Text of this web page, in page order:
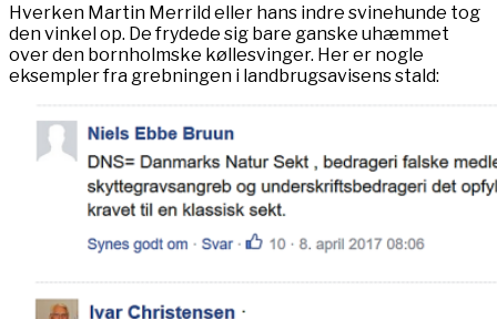
Hverken Martin Merrild eller hans indre svinehunde tog
den vinkel op. De frydede sig bare ganske uhæmmet
over den bornholmske køllesvinger. Her er nogle
eksempler fra grebningen i landbrugsavisens stald: